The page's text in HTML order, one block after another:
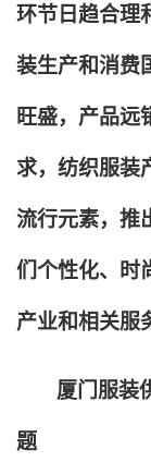
环节日趋合理
装生产和消费
旺盛，产品远
求，纺织服装
流行元素，推
们个性化、时
产业和相关服
厦门服装
题